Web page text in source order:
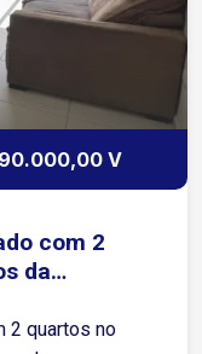
V
com 2
da
2 quartos no